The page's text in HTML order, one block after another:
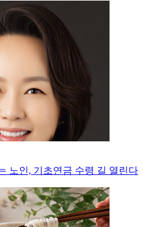
노인, 기초연금 수령 길 열린다